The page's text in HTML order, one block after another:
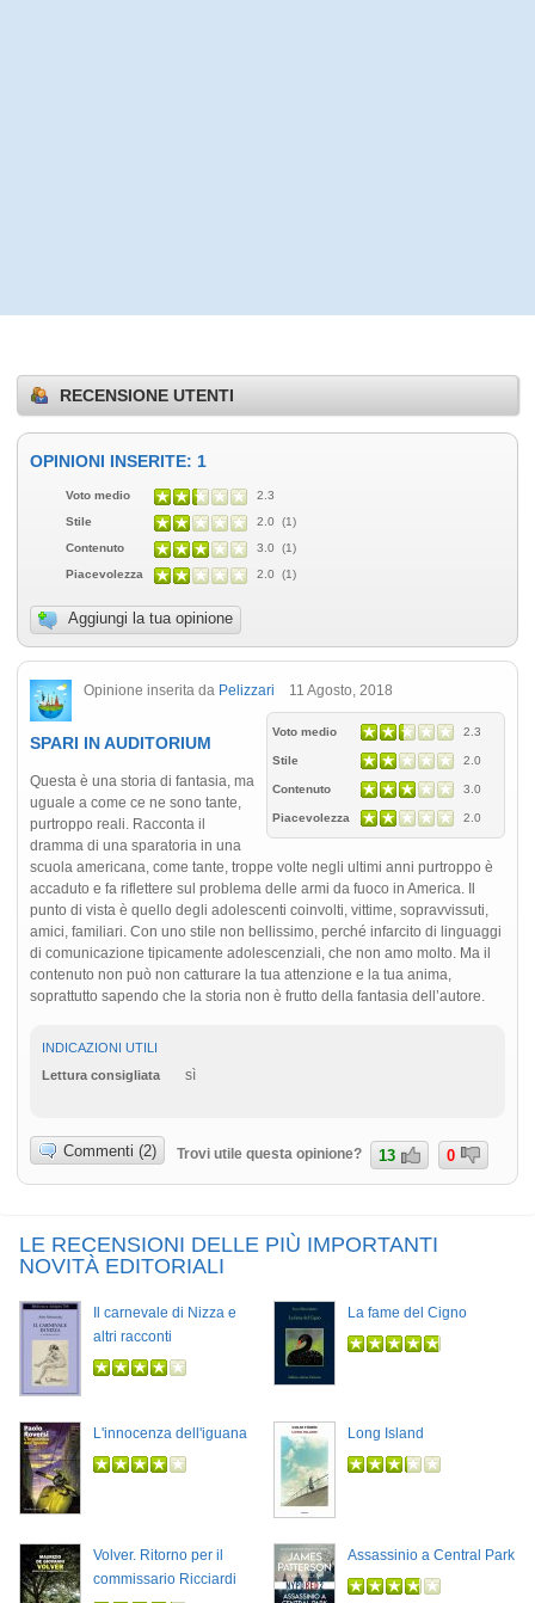
RECENSIONE UTENTI
OPINIONI INSERITE: 1
Voto medio
2.3
Stile
2.0 (1)
Contenuto
3.0 (1)
Piacevolezza
2.0 (1)
Aggiungi la tua opinione
Opinione inserita da Pelizzari 11 Agosto, 2018
Voto medio 2.3
Stile 2.0
Contenuto 3.0
Piacevolezza 2.0
SPARI IN AUDITORIUM
Questa è una storia di fantasia, ma
uguale a come ce ne sono tante,
purtroppo reali. Racconta il
dramma di una sparatoria in una
scuola americana, come tante, troppe volte negli ultimi anni purtroppo è
accaduto e fa riflettere sul problema delle armi da fuoco in America. Il
punto di vista è quello degli adolescenti coinvolti, vittime, sopravvissuti,
amici, familiari. Con uno stile non bellissimo, perché infarcito di linguaggi
di comunicazione tipicamente adolescenziali, che non amo molto. Ma il
contenuto non può non catturare la tua attenzione e la tua anima,
soprattutto sapendo che la storia non è frutto della fantasia dell’autore.
INDICAZIONI UTILI
Lettura consigliata
sì
Commenti (2) Trovi utile questa opinione? 13 0
LE RECENSIONI DELLE PIÙ IMPORTANTI
NOVITÀ EDITORIALI
Il carnevale di Nizza e
altri racconti
La fame del Cigno
L'innocenza dell'iguana Long Island
Volver. Ritorno per il
commissario Ricciardi
Assassinio a Central Park